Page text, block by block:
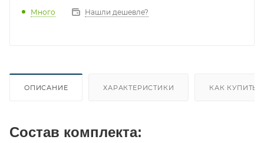
Много Нашли дешевле?
ОПИСАНИЕ ХАРАКТЕРИСТИКИ КАК КУПИТЬ
Состав комплекта: